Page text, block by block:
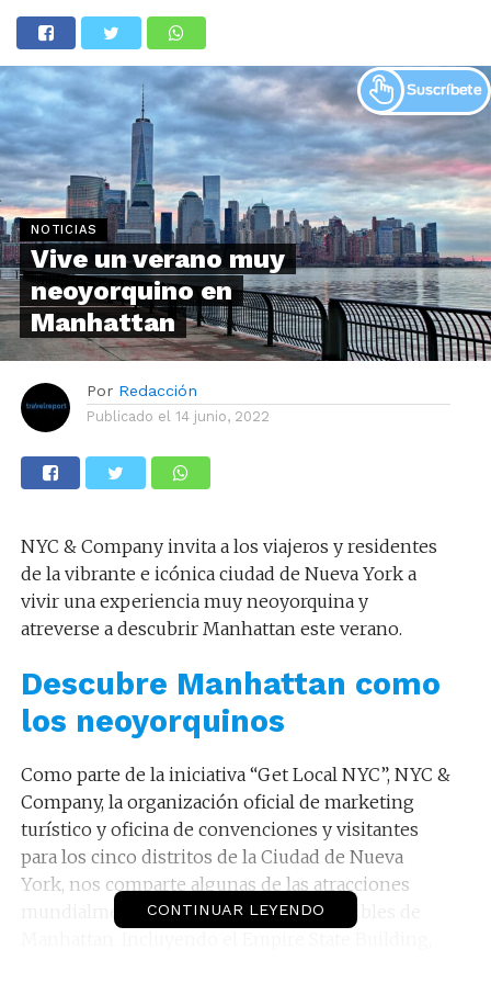
NOTICIAS
Vive un verano muy
neoyorquino en
Manhattan
Por Redacción
Publicado el 14 junio, 2022
NYC & Company invita a los viajeros y residentes
de la vibrante e icónica ciudad de Nueva York a
vivir una experiencia muy neoyorquina y
atreverse a descubrir Manhattan este verano.
Descubre Manhattan como
los neoyorquinos
Como parte de la iniciativa “Get Local NYC”, NYC &
Company, la organización oficial de marketing
turístico y oficina de convenciones y visitantes
para los cinco distritos de la Ciudad de Nueva
York, nos comparte algunas de las atracciones
mundialmente famosas y 100% imperdibles de
CONTINUAR LEYENDO